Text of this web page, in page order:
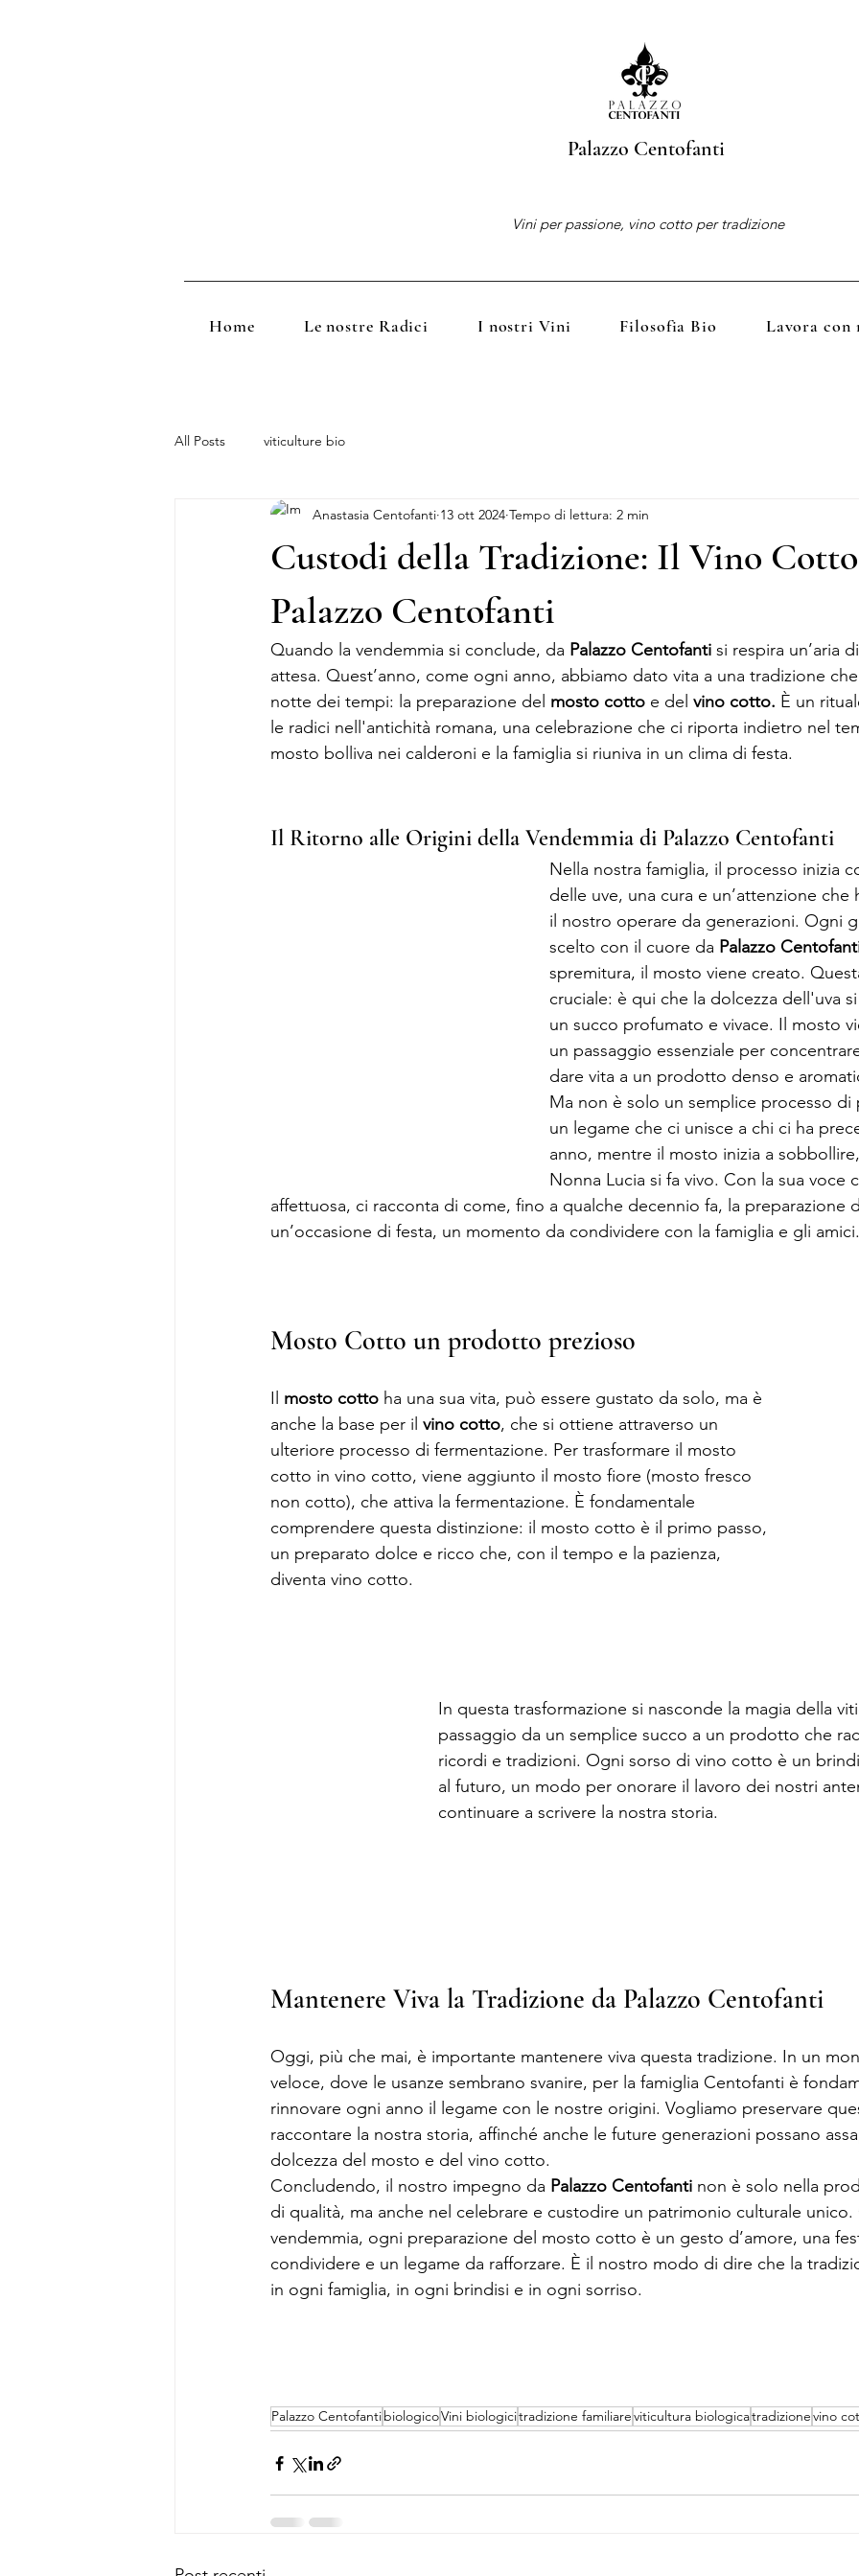
Palazzo Centofanti
Vini per passione, vino cotto per tradizione
Home Le nostre Radici I nostri Vini Filosofia Bio Lavora con
All Posts viticulture bio
Custodi della Tradizione: Il Vino
Palazzo Centofanti
Anastasia Centofanti 13 ott 2024 Tempo di lettura: 2 min
Quando la vendemmia si conclude, da Palazzo Centofanti si respira un’aria
attesa. Quest’anno, come ogni anno, abbiamo dato vita a una tradizione
notte dei tempi: la preparazione del mosto cotto e del vino cotto. È un
le radici nell'antichità romana, una celebrazione che ci riporta indietro nel
mosto bolliva nei calderoni e la famiglia si riuniva in un clima di festa.
Il Ritorno alle Origini della Vendemmia di Palazzo Centofanti
Nella nostra famiglia, il processo inizia
delle uve, una cura e un’attenzione che
il nostro operare da generazioni. Ogni
scelto con il cuore da Palazzo
spremitura, il mosto viene creato.
cruciale: è qui che la dolcezza dell'uva
un succo profumato e vivace. Il mosto
un passaggio essenziale per
dare vita a un prodotto denso e
Ma non è solo un semplice processo di
un legame che ci unisce a chi ci ha
anno, mentre il mosto inizia a
Nonna Lucia si fa vivo. Con la sua voce
affettuosa, ci racconta di come, fino a qualche decennio fa, la preparazione
un’occasione di festa, un momento da condividere con la famiglia e gli amici.
Mosto Cotto un prodotto prezioso
Il mosto cotto ha una sua vita, può essere gustato da solo, ma è
anche la base per il vino cotto, che si ottiene attraverso un
ulteriore processo di fermentazione. Per trasformare il mosto
cotto in vino cotto, viene aggiunto il mosto fiore (mosto fresco
non cotto), che attiva la fermentazione. È fondamentale
comprendere questa distinzione: il mosto cotto è il primo passo,
un preparato dolce e ricco che, con il tempo e la pazienza,
diventa vino cotto.
In questa trasformazione si nasconde la magia della
passaggio da un semplice succo a un prodotto che
ricordi e tradizioni. Ogni sorso di vino cotto è un
al futuro, un modo per onorare il lavoro dei nostri
continuare a scrivere la nostra storia.
Mantenere Viva la Tradizione da Palazzo Centofanti
Oggi, più che mai, è importante mantenere viva questa tradizione. In un
veloce, dove le usanze sembrano svanire, per la famiglia Centofanti è
rinnovare ogni anno il legame con le nostre origini. Vogliamo preservare
raccontare la nostra storia, affinché anche le future generazioni possano
dolcezza del mosto e del vino cotto.
Concludendo, il nostro impegno da Palazzo Centofanti non è solo nella
di qualità, ma anche nel celebrare e custodire un patrimonio culturale unico.
vendemmia, ogni preparazione del mosto cotto è un gesto d’amore, una
condividere e un legame da rafforzare. È il nostro modo di dire che la
in ogni famiglia, in ogni brindisi e in ogni sorriso.
Palazzo CentofantibiologicoVini biologicitradizione familiareviticultura biologicatradizionevino